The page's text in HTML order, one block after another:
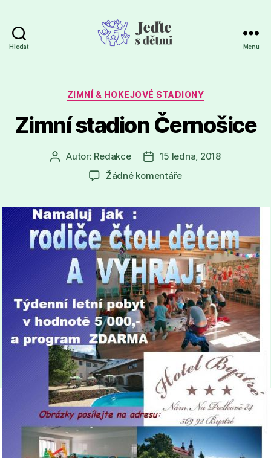
Hledat Menu
Rubriky
ZIMNÍ & HOKEJOVÉ STADIONY
Zimní stadion Černošice
Autor
příspěvku
Autor: Redakce
Datum
příspěvku
15 ledna, 2018
Žádné komentářeu
Zimní
stadion
Černošice